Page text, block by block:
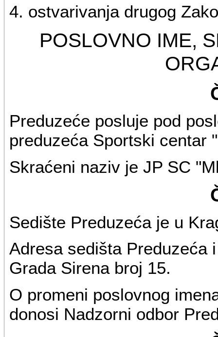
4. ostvarivanja drugog
POSLOVNO IME,
Preduzeće posluje pod
preduzeća Sportski centar
Skraćeni naziv je JP SC
Sedište Preduzeća je u
Adresa sedišta Preduzeća
Grada Sirena broj 15.
O promeni poslovnog
donosi Nadzorni odbor